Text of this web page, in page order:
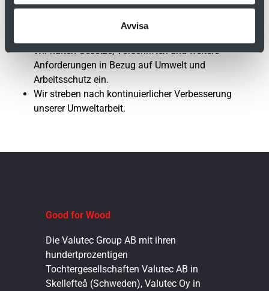
Avvisa
Umweltentscheidungen.
Unsere Mitarbeiter werden in Umweltfragen geschult
Wir halten Gesetze, Vorschriften und weitere
Anforderungen in Bezug auf Umwelt und
Arbeitsschutz ein.
Wir streben nach kontinuierlicher Verbesserung
unserer Umweltarbeit.
Good for Wood
Die Valutec Group AB mit ihren
hundertprozentigen
Tochtergesellschaften Valutec AB in
Skellefteå (Schweden), Valutec Oy in